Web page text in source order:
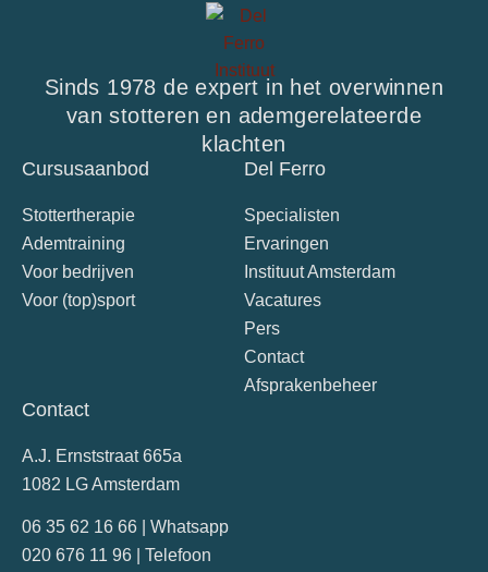
Sinds 1978 de expert in het overwinnen
van stotteren en ademgerelateerde
klachten
Cursusaanbod
Stottertherapie
Ademtraining
Voor bedrijven
Voor (top)sport
Del Ferro
Specialisten
Ervaringen
Instituut Amsterdam
Vacatures
Pers
Contact
Afsprakenbeheer
Contact
A.J. Ernststraat 665a
1082 LG Amsterdam
06 35 62 16 66 | Whatsapp
020 676 11 96 | Telefoon